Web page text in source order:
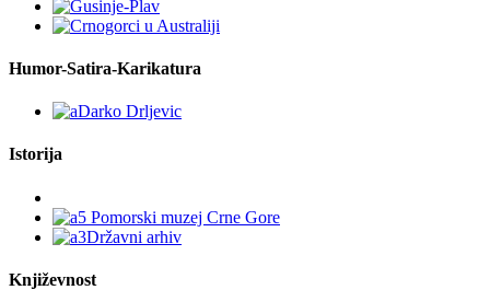
Humor-Satira-Karikatura
Istorija
Književnost